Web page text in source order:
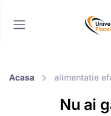
Acasa alimentatie
Nu ai